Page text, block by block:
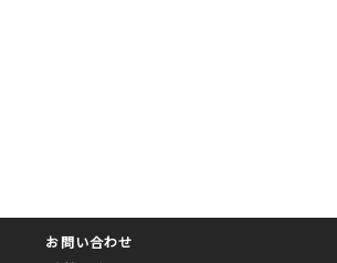
お問い合わせ